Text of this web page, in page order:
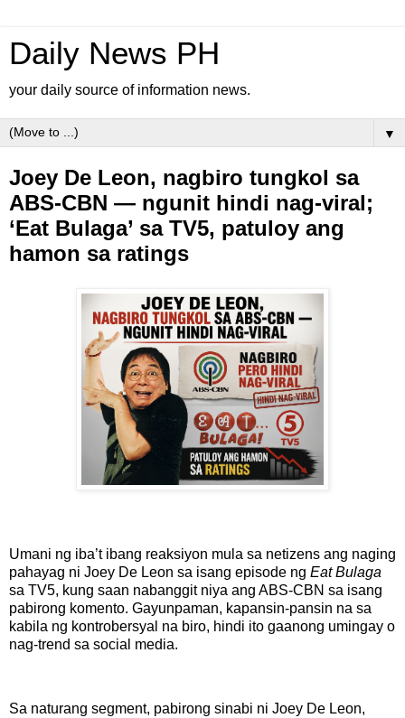
Daily News PH
your daily source of information news.
▼
Joey De Leon, nagbiro tungkol sa
ABS-CBN — ngunit hindi nag-viral;
‘Eat Bulaga’ sa TV5, patuloy ang
hamon sa ratings
Umani ng iba’t ibang reaksiyon mula sa netizens ang naging
pahayag ni Joey De Leon sa isang episode ng Eat Bulaga
sa TV5, kung saan nabanggit niya ang ABS-CBN sa isang
pabirong komento. Gayunpaman, kapansin-pansin na sa
kabila ng kontrobersyal na biro, hindi ito gaanong umingay o
nag-trend sa social media.
Sa naturang segment, pabirong sinabi ni Joey De Leon,